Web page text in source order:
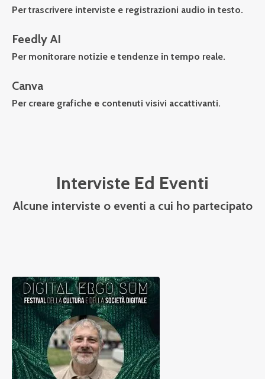
Per trascrivere interviste e registrazioni audio in testo.
Feedly AI
Per monitorare notizie e tendenze in tempo reale.
Canva
Per creare grafiche e contenuti visivi accattivanti.
Interviste Ed Eventi
Alcune interviste o eventi a cui ho partecipato